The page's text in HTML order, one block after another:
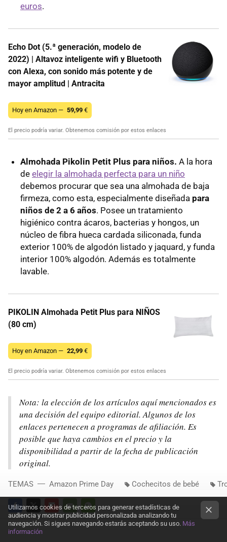
euros.
Echo Dot (5.ª generación, modelo de
2022) | Altavoz inteligente wifi y Bluetooth
con Alexa, con sonido más potente y de
mayor amplitud | Antracita
Hoy en Amazon — 59,99 €
El precio podría variar. Obtenemos comisión por estos enlaces
Almohada Pikolin Petit Plus para niños. A la hora
de elegir la almohada perfecta para un niño
debemos procurar que sea una almohada de baja
firmeza, como esta, especialmente diseñada para
niños de 2 a 6 años. Posee un tratamiento
higiénico contra ácaros, bacterias y hongos, un
núcleo de fibra hueca cardada siliconada, funda
exterior 100% de algodón listado y jaquard, y funda
interior 100% algodón. Además es totalmente
lavable.
PIKOLIN Almohada Petit Plus para NIÑOS
(80 cm)
Hoy en Amazon — 22,99 €
El precio podría variar. Obtenemos comisión por estos enlaces
Nota: la elección de los artículos aquí mencionados es
una decisión del equipo editorial. Algunos de los
enlaces pertenecen a programas de afiliación. Es
posible que haya cambios en el precio y la
disponibilidad a partir de la fecha de publicación
original.
FACEBOOKTWITTERFLIPBOARD
E-
WHATSAPP
TEMAS Amazon Prime Day Cochecitos de bebé
Utilizamos cookies de terceros para generar estadísticas de
audiencia y mostrar publicidad personalizada analizando tu
navegación. Si sigues navegando estarás aceptando su uso. Más
información